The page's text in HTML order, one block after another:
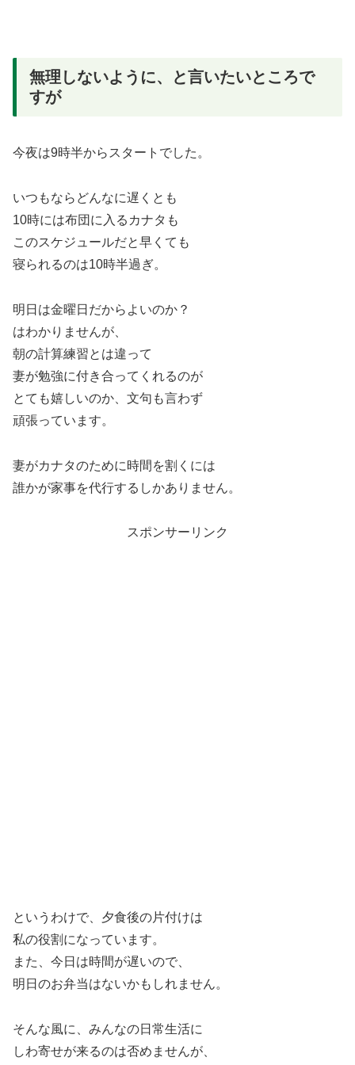
無理しないように、と言いたいところで
すが
今夜は9時半からスタートでした。
いつもならどんなに遅くとも
10時には布団に入るカナタも
このスケジュールだと早くても
寝られるのは10時半過ぎ。
明日は金曜日だからよいのか？
はわかりませんが、
朝の計算練習とは違って
妻が勉強に付き合ってくれるのが
とても嬉しいのか、文句も言わず
頑張っています。
妻がカナタのために時間を割くには
誰かが家事を代行するしかありません。
スポンサーリンク
というわけで、夕食後の片付けは
私の役割になっています。
また、今日は時間が遅いので、
明日のお弁当はないかもしれません。
そんな風に、みんなの日常生活に
しわ寄せが来るのは否めませんが、